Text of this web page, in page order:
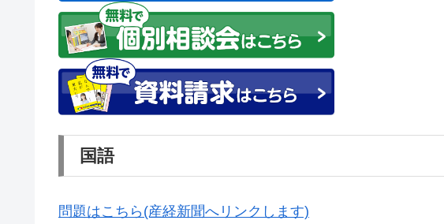
国語
問題はこちら(産経新聞へリンクします)